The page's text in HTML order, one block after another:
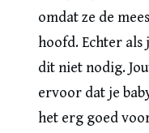
omdat ze de
hoofd. Echter als
dit niet nodig.
ervoor dat je
het erg goed